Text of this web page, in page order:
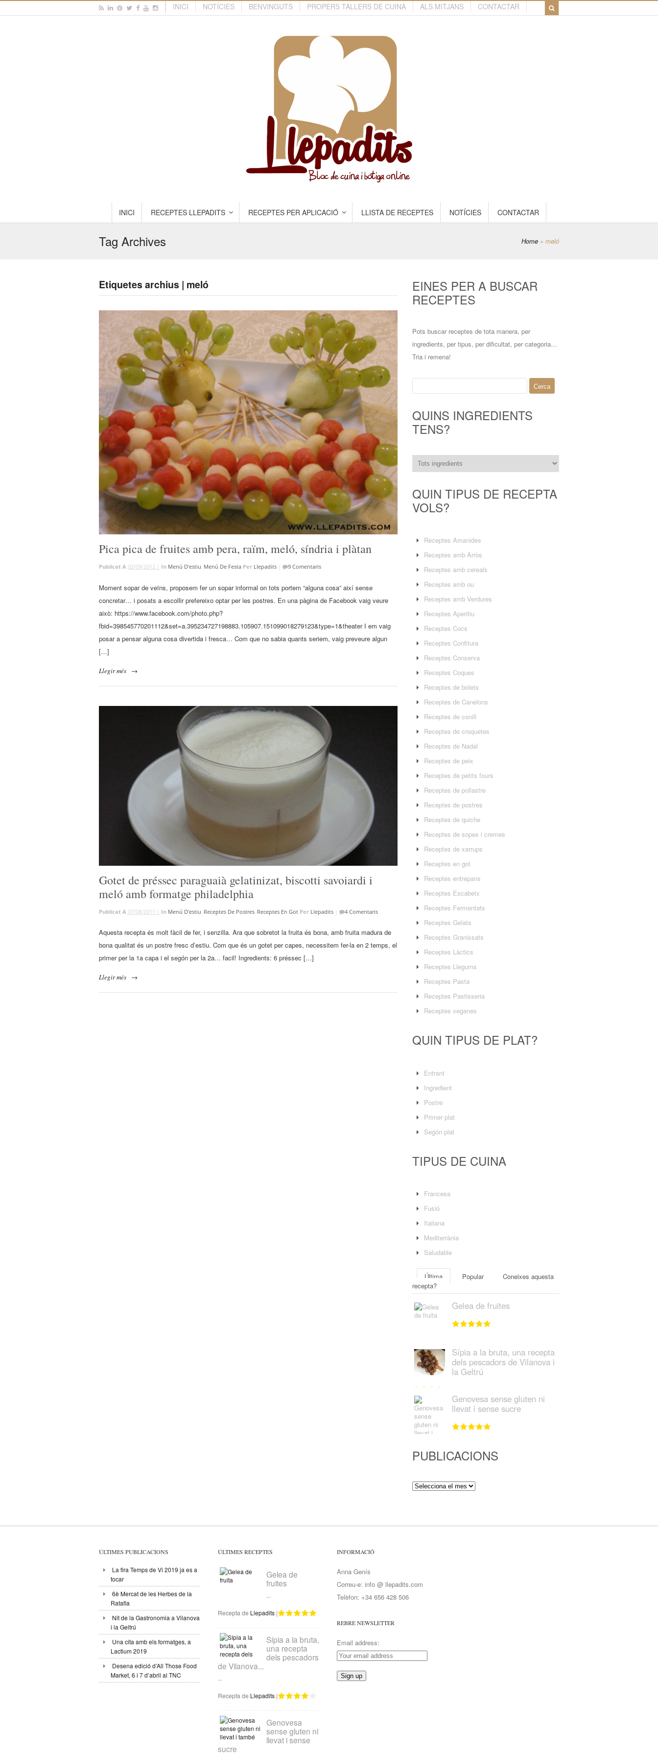
INICI NOTÍCIES BENVINGUTS PROPERS TALLERS DE CUINA ALS MITJANS CONTACTAR
INICI RECEPTES LLEPADITS RECEPTES PER APLICACIÓ LLISTA DE RECEPTES NOTÍCIES CONTACTAR
Tag Archives Home » meló
Etiquetes archius | meló
Pica pica de fruites amb pera, raïm, meló, síndria i plàtan
Publicat A 02/09/2012 | In Menú D'estiu, Menú De Festa Per Llepadits 9 Comentaris
Moment sopar de veïns, proposem fer un sopar informal on tots portem “alguna cosa” així sense
concretar… i posats a escollir prefereixo optar per les postres. En una pàgina de Facebook vaig veure
això: https://www.facebook.com/photo.php?
fbid=398545770201112&set=a.395234727198883.105907.151099018279123&type=1&theater I em vaig
posar a pensar alguna cosa divertida i fresca… Com que no sabia quants seriem, vaig preveure algun
[…]
Llegir més →
Gotet de préssec paraguaià gelatinizat, biscotti savoiardi i
meló amb formatge philadelphia
Publicat A 07/08/2011 | In Menú D'estiu Receptes De Postres Receptes En Got Per Llepadits 4 Comentaris
Aquesta recepta és molt fàcil de fer, i senzilla. Ara que sobretot la fruita és bona, amb fruita madura de
bona qualitat és un postre fresc d’estiu. Com que és un gotet per capes, necessitem fer-la en 2 temps, el
primer per la 1a capa i el segón per la 2a… facil! Ingredients: 6 préssec […]
Llegir més →
EINES PER A BUSCAR
RECEPTES
Pots buscar receptes de tota manera, per
ingredients, per tipus, per dificultat, per categoria…
Tria i remena!
QUINS INGREDIENTS
TENS?
QUIN TIPUS DE RECEPTA
VOLS?
Receptes Amanides
Receptes amb Arròs
Receptes amb cereals
Receptes amb ou
Receptes amb Verdures
Receptes Aperitiu
Receptes Cocs
Receptes Confitura
Receptes Conserva
Receptes Coques
Receptes de bolets
Receptes de Canelons
Receptes de conill
Receptes de croquetes
Receptes de Nadal
Receptes de peix
Receptes de petits fours
Receptes de pollastre
Receptes de postres
Receptes de quiche
Receptes de sopes i cremes
Receptes de xarrups
Receptes en got
Receptes entrepans
Receptes Escabetx
Receptes Fermentats
Receptes Gelats
Receptes Granissats
Receptes Làctics
Receptes Llegums
Receptes Pasta
Receptes Pastisseria
Receptes veganes
QUIN TIPUS DE PLAT?
Entrant
Ingredient
Postre
Primer plat
Segón plat
TIPUS DE CUINA
Francesa
Fusió
Italiana
Mediterrània
Saludable
Última Popular
Coneixes aquesta
recepta?
Gelea de fruites
Sípia a la bruta, una recepta
dels pescadors de Vilanova i
la Geltrú
Genovesa sense gluten ni
llevat i sense sucre
PUBLICACIONS
Publicacions
ÚLTIMES PUBLICACIONS
La fira Temps de Vi 2019 ja es a
tocar
6è Mercat de les Herbes de la
Ratafia
Nit de la Gastronomia a Vilanova
i la Geltrú
Una cita amb els formatges, a
Lactium 2019
Desena edició d’All Those Food
Market, 6 i 7 d’abril al TNC
ÚLTIMES RECEPTES
Gelea de
fruites
...
Recepta de Llepadits|
Sípia a la bruta,
una recepta
dels pescadors
de Vilanova...
...
Recepta de Llepadits|
Genovesa
sense gluten ni
llevat i sense
sucre
INFORMACIÓ
Anna Genís
Correu-e: info @ llepadits.com
Telèfon: +34 656 428 506
REBRE NEWSLETTER
Email address: